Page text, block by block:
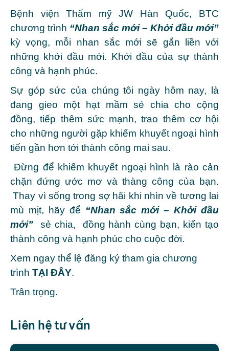
Bệnh viện Thẩm mỹ JW Hàn Quốc, BTC
chương trình “Nhan sắc mới – Khởi đầu mới”
kỳ vọng, mỗi nhan sắc mới sẽ gắn liền với
những khởi đầu mới. Khởi đầu của sự thành
công và hạnh phúc.
Sự góp sức của chúng tôi ngày hôm nay, là
đang gieo một hạt mầm sẻ chia cho cộng
đồng, tiếp thêm sức mạnh, trao thêm cơ hội
cho những người gặp khiếm khuyết ngoại hình
tiến gần hơn tới thành công mai sau.
Đừng để khiếm khuyết ngoại hình là rào cản
chặn đứng ước mơ và thàng công của bạn.
Thay vì sống trong sợ hãi khi nhìn về tương lai
mù mịt, hãy để “Nhan sắc mới – Khởi đầu
mới”
sẻ chia, đồng hành cùng bạn, kiến tạo
thành công và hạnh phúc cho cuộc đời.
Xem ngay thể lệ đăng ký tham gia chương
trình TẠI ĐÂY.
Trân trọng.
Liên hệ tư vấn